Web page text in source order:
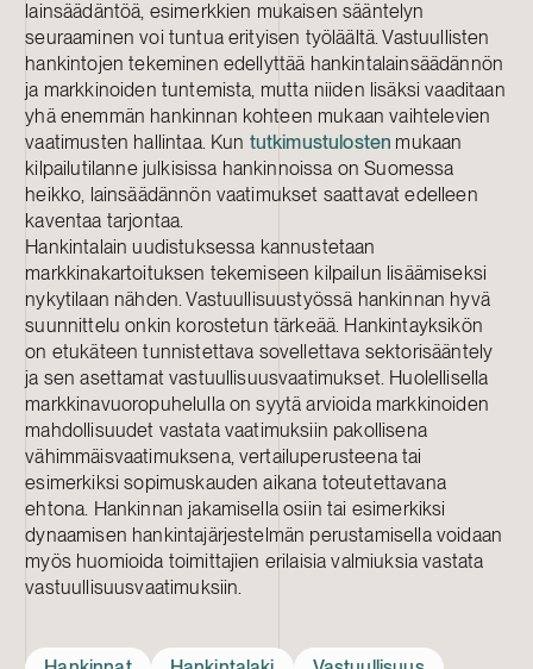
lainsäädäntöä, esimerkkien mukaisen sääntelyn
seuraaminen voi tuntua erityisen työläältä. Vastuullisten
hankintojen tekeminen edellyttää hankintalainsäädännön
ja markkinoiden tuntemista, mutta niiden lisäksi vaaditaan
yhä enemmän hankinnan kohteen mukaan vaihtelevien
vaatimusten hallintaa. Kun tutkimustulosten mukaan
kilpailutilanne julkisissa hankinnoissa on Suomessa
heikko, lainsäädännön vaatimukset saattavat edelleen
kaventaa tarjontaa.
Hankintalain uudistuksessa kannustetaan
markkinakartoituksen tekemiseen kilpailun lisäämiseksi
nykytilaan nähden. Vastuullisuustyössä hankinnan hyvä
suunnittelu onkin korostetun tärkeää. Hankintayksikön
on etukäteen tunnistettava sovellettava sektorisääntely
ja sen asettamat vastuullisuusvaatimukset. Huolellisella
markkinavuoropuhelulla on syytä arvioida markkinoiden
mahdollisuudet vastata vaatimuksiin pakollisena
vähimmäisvaatimuksena, vertailuperusteena tai
esimerkiksi sopimuskauden aikana toteutettavana
ehtona. Hankinnan jakamisella osiin tai esimerkiksi
dynaamisen hankintajärjestelmän perustamisella voidaan
myös huomioida toimittajien erilaisia valmiuksia vastata
vastuullisuusvaatimuksiin.